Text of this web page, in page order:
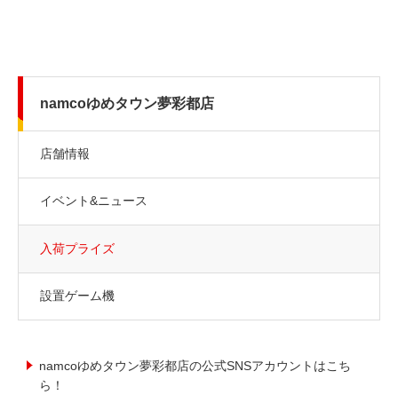
namcoゆめタウン夢彩都店
店舗情報
イベント&ニュース
入荷プライズ
設置ゲーム機
namcoゆめタウン夢彩都店の公式SNSアカウントはこち
ら！